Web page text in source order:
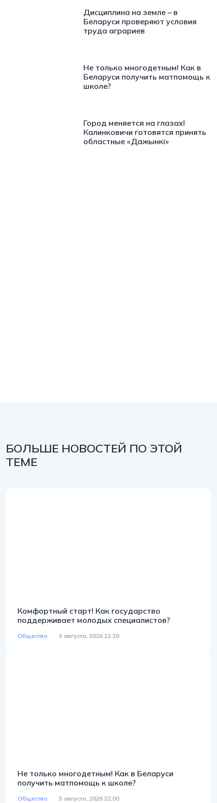
Дисциплина на земле – в
Беларуси проверяют условия
труда аграриев
Не только многодетным! Как в
Беларуси получить матпомощь к
школе?
Город меняется на глазах!
Калинковичи готовятся принять
областные «Дажынкі»
БОЛЬШЕ НОВОСТЕЙ ПО ЭТОЙ
ТЕМЕ
Комфортный старт! Как государство
поддерживает молодых специалистов?
Общество 5 августа, 2026 22:20
Не только многодетным! Как в Беларуси
получить матпомощь к школе?
Общество 5 августа, 2026 22:00